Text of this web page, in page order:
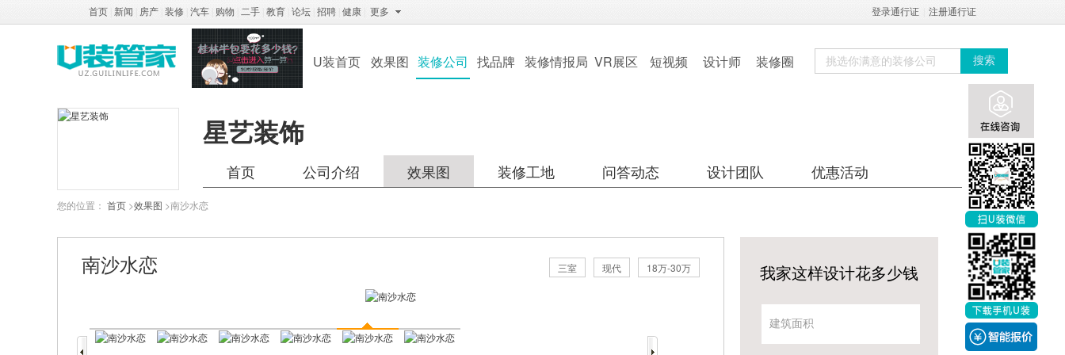
注册通行证
登录通行证
首页 新闻 房产 装修 汽车 购物 二手 教育 论坛 招聘 健康 更多
U装首页 效果图 装修公司 找品牌 装修情报局 VR展区 短视频 设计师 装修圈 搜索
星艺装饰
首页 公司介绍 效果图 装修工地 问答动态 设计团队 优惠活动
您的位置： 首页 >效果图 >南沙水恋
南沙水恋 三室 现代 18万-30万 我家这样设计花多少钱